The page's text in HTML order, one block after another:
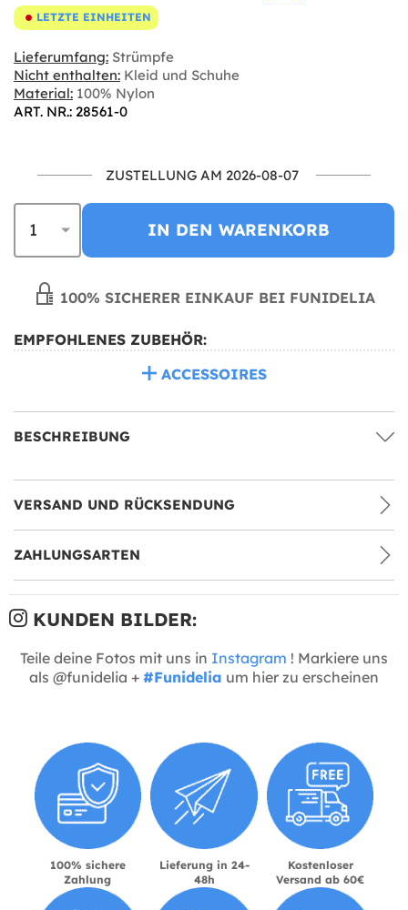
LETZTE EINHEITEN
Lieferumfang: Strümpfe
Nicht enthalten: Kleid und Schuhe
Material: 100% Nylon
ART. NR.: 28561-0
ZUSTELLUNG AM 2026-08-07
IN DEN WARENKORB
100% SICHERER EINKAUF BEI FUNIDELIA
EMPFOHLENES ZUBEHÖR:
ACCESSOIRES
BESCHREIBUNG
VERSAND UND RÜCKSENDUNG
ZAHLUNGSARTEN
KUNDEN BILDER:
Teile deine Fotos mit uns in Instagram ! Markiere uns
als @funidelia + #Funidelia um hier zu erscheinen
100% sichere
Zahlung
Lieferung in 24-
48h
Kostenloser
Versand ab 60€